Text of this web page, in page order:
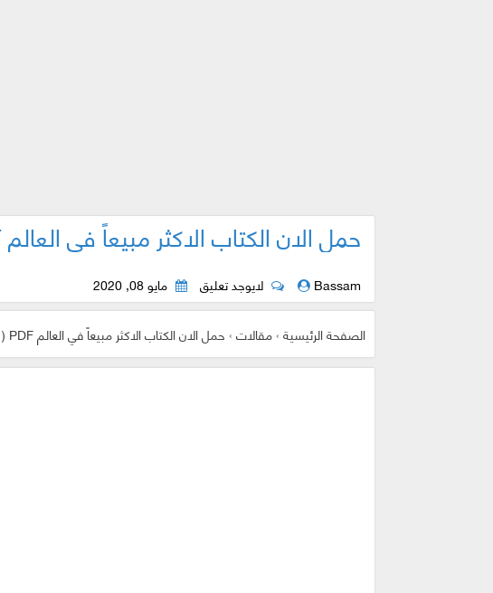
حمل الان الكتاب الاكثر مبيعاً في العالم PDF ( كتاب الذكاء الاجتماععي )
Bassam لايوجد تعليق مايو 08, 2020
الصفحة الرئيسية›مقالات›حمل الان الكتاب الاكثر مبيعاً في العالم PDF ( كتاب الذكاء الاجتماععي )